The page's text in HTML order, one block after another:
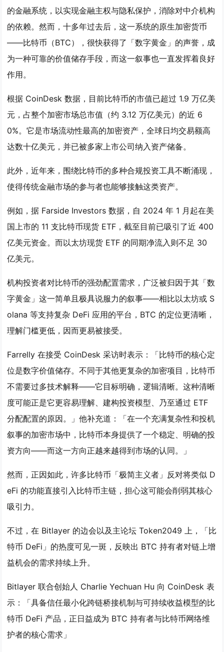
的金融系统，以实现金融主权与隐私保护，消除对中介机构
的依赖。然而，十多年过去后，这一系统的原生加密货币
——比特币（BTC），很快获得了「数字黄金」的声誉，成
为一种可靠的价值储存手段，而这一叙事也一直发挥着良好
作用。
根据 CoinDesk 数据，目前比特币的市值已超过 1.9 万亿美
元，占整个加密市场总市值（约 3.12 万亿美元）的近 6
0%。它是市场流动性最高的加密资产，全球日均交易额高
达数十亿美元，并已被多家上市公司纳入资产储备。
此外，近年来，围绕比特币的多种合规投资工具不断涌现，
使得传统金融市场的参与者也能够接触这类资产。
例如，据 Farside Investors 数据，自 2024 年 1 月起在美
国上市的 11 支比特币现货 ETF，截至目前已吸引了近 400
亿美元资金。而以太坊现货 ETF 的同期净流入则不足 30
亿美元。
机构投资者对比特币的强劲配置需求，广泛被归因于其「数
字黄金」这一简单且极具说服力的叙事——相比以太坊或 S
olana 等支持复杂 DeFi 应用的平台，BTC 的定位更清晰，
理解门槛更低，因而更易被接受。
Farrelly 在接受 CoinDesk 采访时表示：「比特币的核心定
位是数字价值储存。不同于其他更复杂的加密项目，比特币
不需要过多技术解释——它目标明确，逻辑清晰。这种清晰
度可能正是它更容易理解、建构投资模型、乃至通过 ETF
分配配置的原因。」他补充道：「在一个充满复杂性和投机
叙事的加密市场中，比特币本身提供了一个稳定、明确的投
资方向——而这一方向正越来越得到市场的认同。」
然而，正因如此，许多比特币「极简主义者」反对将类似 D
eFi 的功能直接引入比特币主链，担心这可能会削弱其核心
吸引力。
不过，在 Bitlayer 的边会以及主论坛 Token2049 上，「比
特币 DeFi」的热度可见一斑，反映出 BTC 持有者对链上增
益机会的需求持续上升。
Bitlayer 联合创始人 Charlie Yechuan Hu 向 CoinDesk 表
示：「具备信任最小化跨链桥接机制与可持续收益模型的比
特币 DeFi 产品，正日益成为 BTC 持有者与比特币网络维
护者的核心需求」